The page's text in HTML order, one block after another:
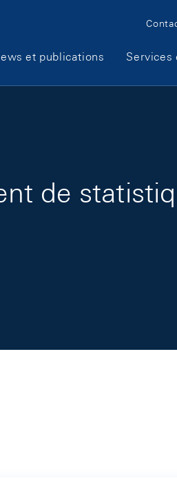
Meta
et publications Services
de